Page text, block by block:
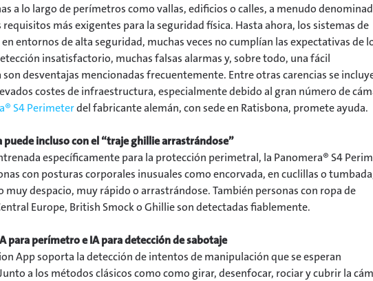
a lo largo de perímetros como vallas, edificios o calles, a menudo
más exigentes para la seguridad física. Hasta ahora, los sistemas de
entornos de alta seguridad, muchas veces no cumplían las expectativas de
insatisfactorio, muchas falsas alarmas y, sobre todo, una fácil
desventajas mencionadas frecuentemente. Entre otras carencias se
costes de infraestructura, especialmente debido al gran número de
S4 Perimeterdel fabricante alemán, con sede en Ratisbona, promete ayuda.
puede incluso con el “traje ghillie arrastrándose”
específicamente para la protección perimetral, la Panomera® S4
con posturas corporales inusuales como encorvada, en cuclillas o
despacio, muy rápido o arrastrándose. También personas con ropa de
Europe, British Smock o Ghillie son detectadas fiablemente.
para perímetro e IA para detección de sabotaje
App soporta la detección de intentos de manipulación que se esperan
a los métodos clásicos como como girar, desenfocar, rociar y cubrir la